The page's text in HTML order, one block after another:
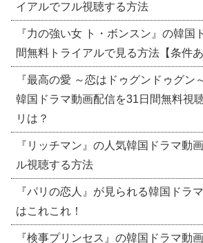
イアルでフル視聴する方法
『力の強い女 ト・ボンスン』の韓国
間無料トライアルで見る方法【条件あ
『最高の愛 ～恋はドゥグンドゥグン
韓国ドラマ動画配信を31日間無料視
リは？
『リッチマン』の人気韓国ドラマ動
ル視聴する方法
『パリの恋人』が見られる韓国ドラ
はこれこれ！
『検事プリンセス』の韓国ドラマ動